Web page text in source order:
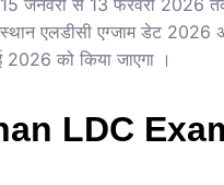
एलडीसी एग्जाम डेट 2026
को किया जाएगा ।
LDC